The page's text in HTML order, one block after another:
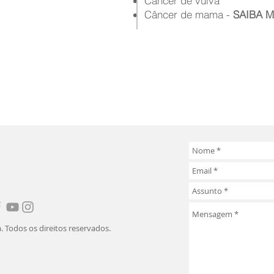
Câncer de mama - SAIBA
Todos os direitos reservados.